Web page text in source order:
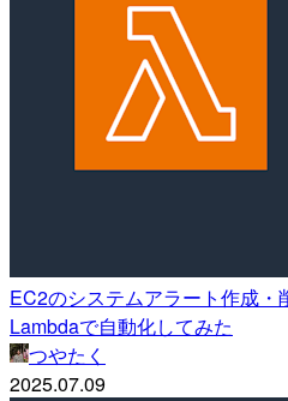
EC2のシステムアラート作成・
Lambdaで自動化してみた
つやたく
2025.07.09